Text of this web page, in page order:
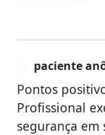
paciente
Pontos
Profissional
segurança em